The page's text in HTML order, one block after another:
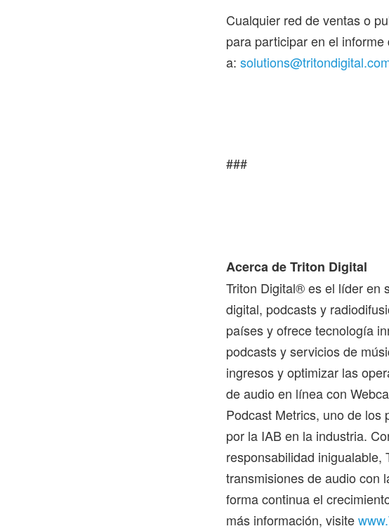
Cualquier red de ventas o
para participar en el
a:
###
Acerca de Triton Digital
Triton Digital® es el líder en
digital, podcasts y
países y ofrece tecnología
podcasts y servicios de
ingresos y optimizar las
de audio en línea con
Podcast Metrics, uno de
por la IAB en la industria.
responsabilidad inigualable,
transmisiones de audio con
forma continua el
más información, visite